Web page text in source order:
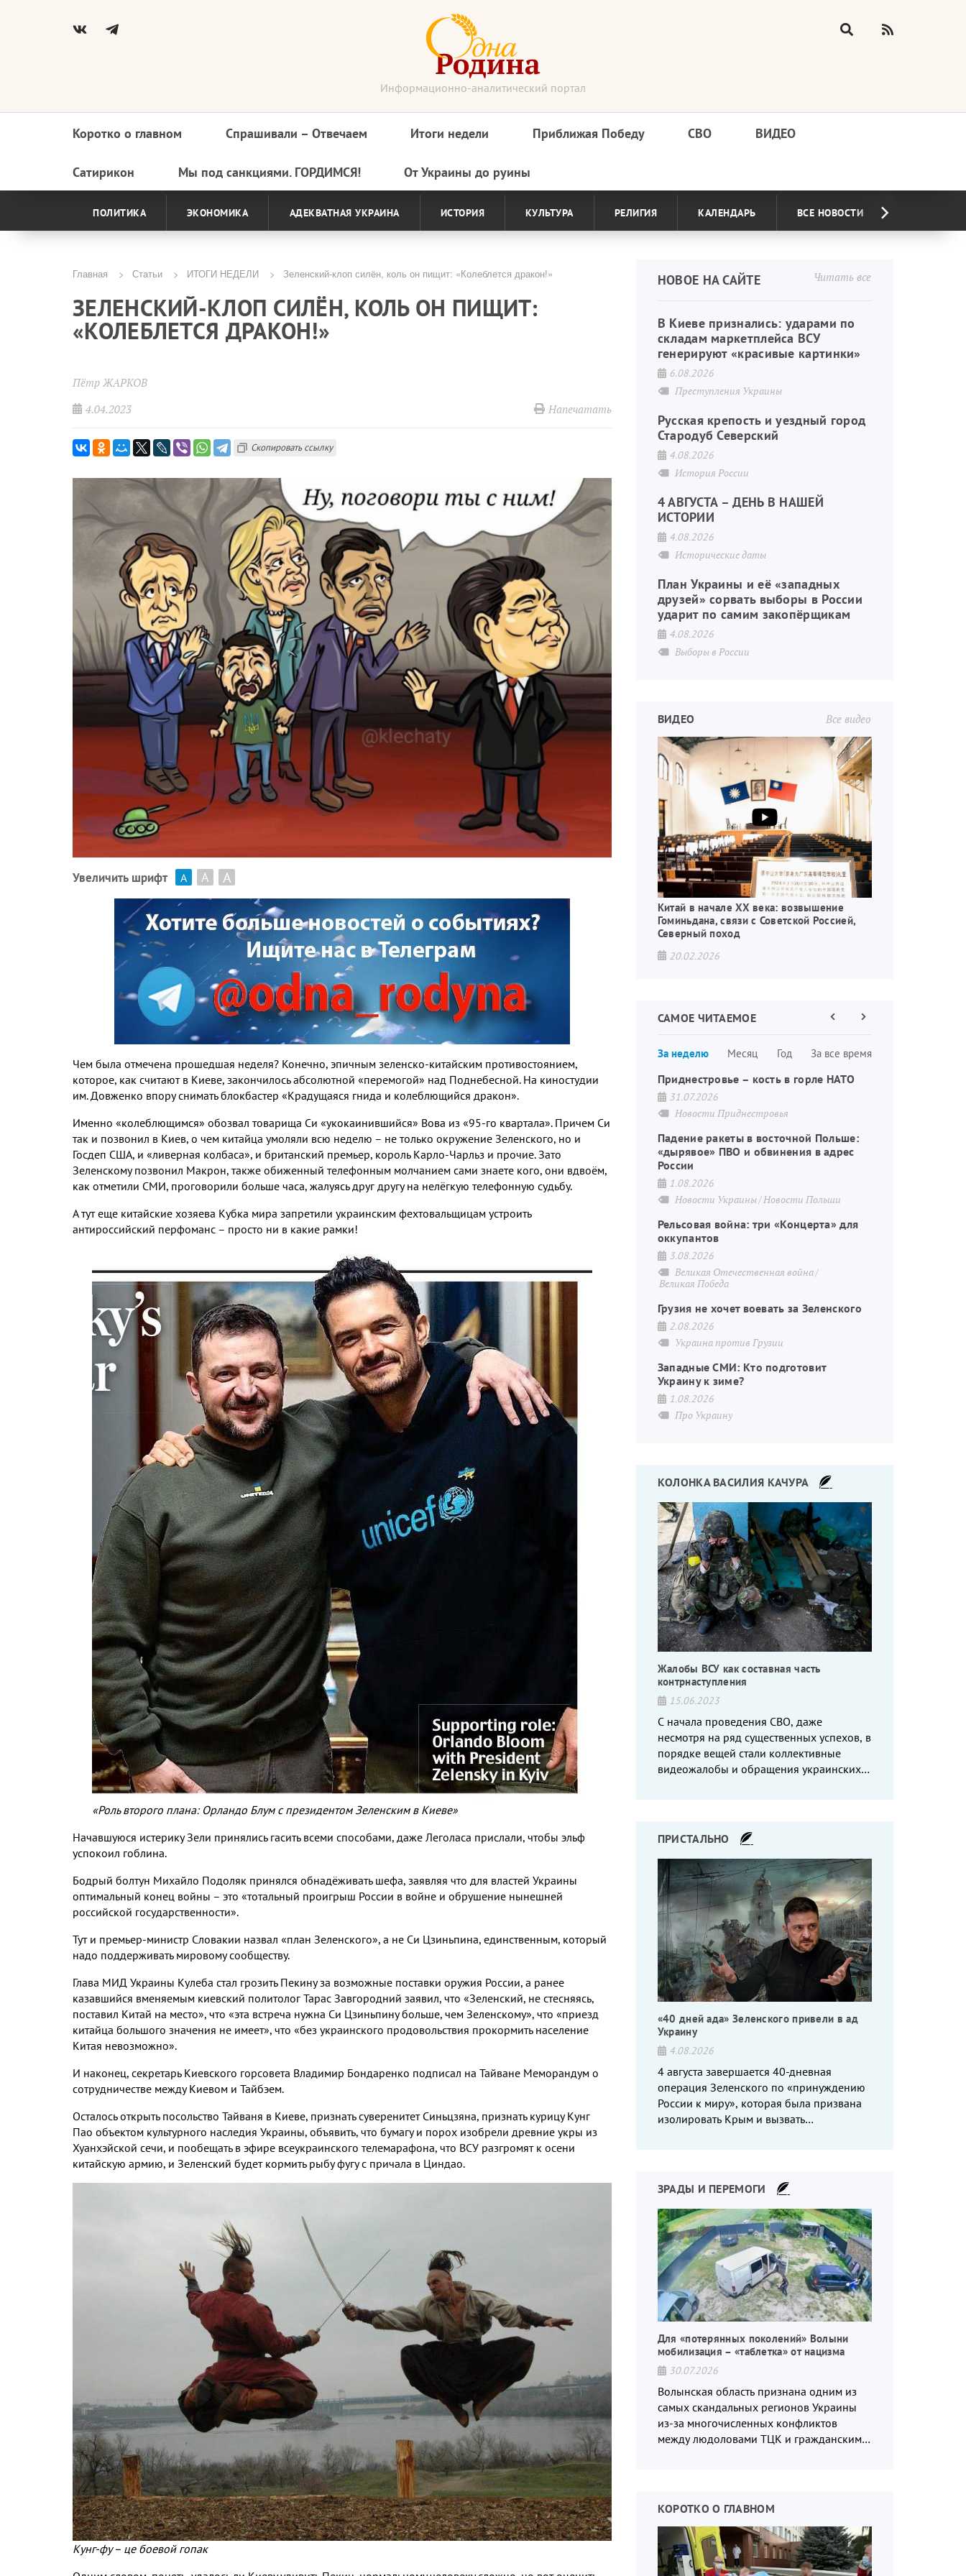
Информационно-аналитический портал
Основная
навигация
Коротко о главном Спрашивали – Отвечаем Итоги недели Приближая Победу СВО ВИДЕО
Сатирикон Мы под санкциями. ГОРДИМСЯ! От Украины до руины
ПОЛИТИКА ЭКОНОМИКА АДЕКВАТНАЯ УКРАИНА ИСТОРИЯ КУЛЬТУРА РЕЛИГИЯ КАЛЕНДАРЬ ВСЕ НОВОСТИ
Строка
навигации
Главная Статьи ИТОГИ НЕДЕЛИ Зеленский-клоп силён, коль он пищит: «Колеблется дракон!»
ЗЕЛЕНСКИЙ-КЛОП СИЛЁН, КОЛЬ ОН ПИЩИТ:
«КОЛЕБЛЕТСЯ ДРАКОН!»
Пётр ЖАРКОВ
4.04.2023
Напечатать
Скопировать ссылку
Увеличить шрифт А А А
Чем была отмечена прошедшая неделя? Конечно, эпичным зеленско-китайским противостоянием,
которое, как считают в Киеве, закончилось абсолютной «перемогой» над Поднебесной. На киностудии
им. Довженко впору снимать блокбастер «Крадущаяся гнида и колеблющийся дракон».
Именно «колеблющимся» обозвал товарища Си «укокаинившийся» Вова из «95-го квартала». Причем Си
так и позвонил в Киев, о чем китайца умоляли всю неделю – не только окружение Зеленского, но и
Госдеп США, и «ливерная колбаса», и британский премьер, король Карло-Чарльз и прочие. Зато
Зеленскому позвонил Макрон, также обиженный телефонным молчанием сами знаете кого, они вдвоём,
как отметили СМИ, проговорили больше часа, жалуясь друг другу на нелёгкую телефонную судьбу.
А тут еще китайские хозяева Кубка мира запретили украинским фехтовальщицам устроить
антироссийский перфоманс – просто ни в какие рамки!
«Роль второго плана: Орландо Блум с президентом Зеленским в Киеве»
Начавшуюся истерику Зели принялись гасить всеми способами, даже Леголаса прислали, чтобы эльф
успокоил гоблина.
Бодрый болтун Михайло Подоляк принялся обнадёживать шефа, заявляя что для властей Украины
оптимальный конец войны – это «тотальный проигрыш России в войне и обрушение нынешней
российской государственности».
Тут и премьер-министр Словакии назвал «план Зеленского», а не Си Цзиньпина, единственным, который
надо поддерживать мировому сообществу.
Глава МИД Украины Кулеба стал грозить Пекину за возможные поставки оружия России, а ранее
казавшийся вменяемым киевский политолог Тарас Завгородний заявил, что «Зеленский, не стесняясь,
поставил Китай на место», что «эта встреча нужна Си Цзиньпину больше, чем Зеленскому», что «приезд
китайца большого значения не имеет», что «без украинского продовольствия прокормить население
Китая невозможно».
И наконец, секретарь Киевского горсовета Владимир Бондаренко подписал на Тайване Меморандум о
сотрудничестве между Киевом и Тайбэем.
Осталось открыть посольство Тайваня в Киеве, признать суверенитет Синьцзяна, признать курицу Кунг
Пао объектом культурного наследия Украины, объявить, что бумагу и порох изобрели древние укры из
Хуанхэйской сечи, и пообещать в эфире всеукраинского телемарафона, что ВСУ разгромят к осени
китайскую армию, и Зеленский будет кормить рыбу фугу с причала в Циндао.
Кунг-фу – це боевой гопак
Читать все
НОВОЕ НА САЙТЕ
В Киеве признались: ударами по
складам маркетплейса ВСУ
генерируют «красивые картинки»
6.08.2026
Преступления Украины
Русская крепость и уездный город
Стародуб Северский
4.08.2026
История России
4 АВГУСТА – ДЕНЬ В НАШЕЙ
ИСТОРИИ
4.08.2026
Исторические даты
План Украины и её «западных
друзей» сорвать выборы в России
ударит по самим закопёрщикам
4.08.2026
Выборы в России
Все видео
ВИДЕО
Китай в начале XX века: возвышение
Гоминьдана, связи с Советской Россией,
Северный поход
20.02.2026
САМОЕ ЧИТАЕМОЕ
За неделю Месяц Год За все время
страниц
ПредыдущаяСледующая
Приднестровье – кость в горле НАТО
31.07.2026
Новости Приднестровья
Падение ракеты в восточной Польше:
«дырявое» ПВО и обвинения в адрес
России
1.08.2026
Новости Украины Новости Польши
Рельсовая война: три «Концерта» для
оккупантов
3.08.2026
Великая Отечественная война
Великая Победа
Грузия не хочет воевать за Зеленского
2.08.2026
Украина против Грузии
Западные СМИ: Кто подготовит
Украину к зиме?
1.08.2026
Про Украину
КОЛОНКА ВАСИЛИЯ КАЧУРА
Жалобы ВСУ как составная часть
контрнаступления
15.06.2023
С начала проведения СВО, даже
несмотря на ряд существенных успехов, в
порядке вещей стали коллективные
видеожалобы и обращения украинских
ПРИСТАЛЬНО
«40 дней ада» Зеленского привели в ад
Украину
4.08.2026
4 августа завершается 40-дневная
операция Зеленского по «принуждению
России к миру», которая была призвана
изолировать Крым и вызвать
ЗРАДЫ И ПЕРЕМОГИ
Для «потерянных поколений» Волыни
мобилизация – «таблетка» от нацизма
30.07.2026
Волынская область признана одним из
самых скандальных регионов Украины
из-за многочисленных конфликтов
между людоловами ТЦК и гражданским
КОРОТКО О ГЛАВНОМ